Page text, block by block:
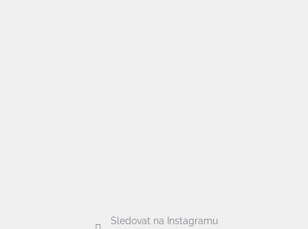
Sledovat na Instagramu